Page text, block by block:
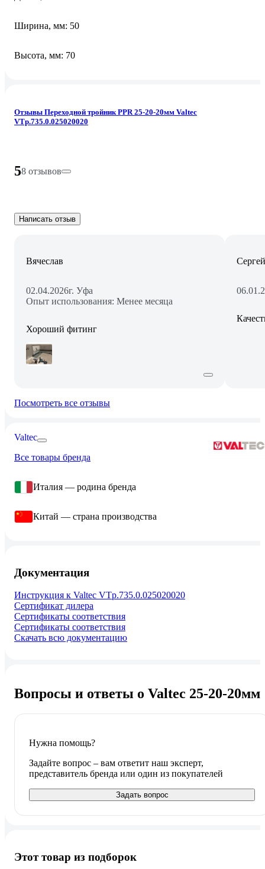
Ширина, мм: 50
Высота, мм: 70
Отзывы Переходной тройник PPR 25-20-20мм Valtec
VTp.735.0.025020020
58 отзывов
Написать отзыв
Вячеслав
02.04.2026г. Уфа
Опыт использования: Менее месяца
Хороший фитинг
Сергей
Посмотреть все отзывы
Valtec
Все товары бренда
Италия — родина бренда
Китай — страна производства
Документация
Инструкция к Valtec VTp.735.0.025020020
Сертификат дилера
Сертификаты соответствия
Сертификаты соответствия
Скачать всю документацию
Вопросы и ответы о Valtec 25-20-20мм
Нужна помощь?
Задайте вопрос – вам ответит наш эксперт,
представитель бренда или один из покупателей
Задать вопрос
Этот товар из подборок